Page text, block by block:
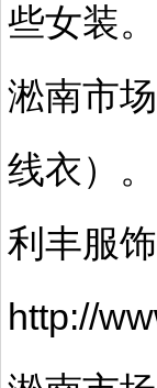
些女装。
淞南市
线衣）。
利丰服
http://